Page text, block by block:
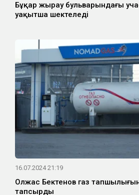
Бұқар жырау бульварындағы
уақытша шектеледі
16.07.2024 21:19
Олжас Бектенов газ
тапсырды